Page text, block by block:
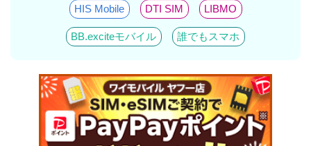
HIS Mobile DTI SIM LIBMO
BB.exciteモバイル 誰でもスマホ